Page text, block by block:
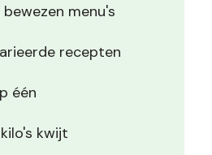
menu's
recepten
één
kwijt